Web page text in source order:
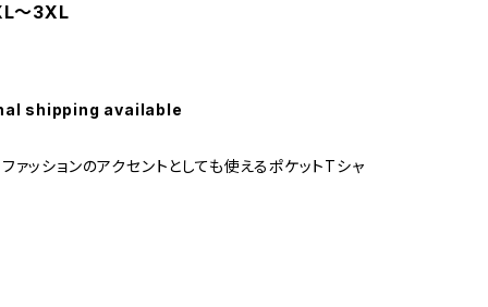
〜3XL
shipping available
ァッションのアクセントとしても使えるポケットTシャ